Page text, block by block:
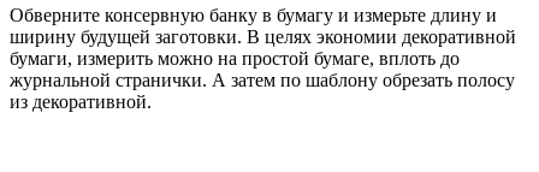
Обверните консервную банку в бумагу и измерьте длину и
ширину будущей заготовки. В целях экономии декоративной
бумаги, измерить можно на простой бумаге, вплоть до
журнальной странички. А затем по шаблону обрезать полосу
из декоративной.